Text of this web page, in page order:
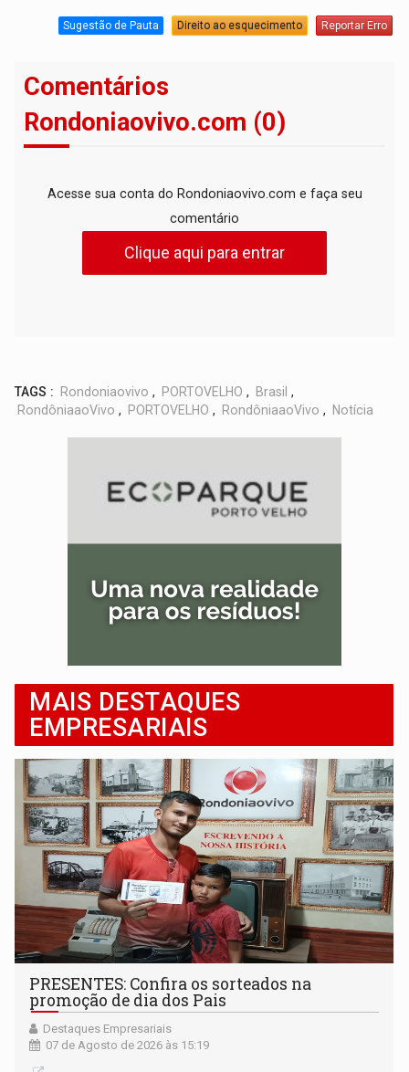
Sugestão de Pauta Direito ao esquecimento Reportar Erro
Comentários
Rondoniaovivo.com (0)
Acesse sua conta do Rondoniaovivo.com e faça seu
comentário
Clique aqui para entrar
TAGS : Rondoniaovivo , PORTOVELHO , Brasil ,
RondôniaaoVivo , PORTOVELHO , RondôniaaoVivo , Notícia
MAIS DESTAQUES
EMPRESARIAIS
PRESENTES: Confira os sorteados na
promoção de dia dos Pais
Destaques Empresariais
07 de Agosto de 2026 às 15:19